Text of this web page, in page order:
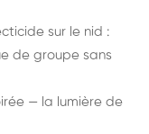
sur le nid :
de groupe sans
— la lumière de